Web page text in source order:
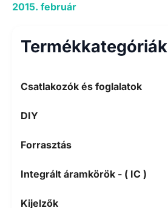
2015. február
Termékkategóriák
Csatlakozók és foglalatok
DIY
Forrasztás
Integrált áramkörök - ( IC )
Kijelzők